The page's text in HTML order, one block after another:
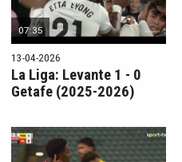
07:35
13-04-2026
La Liga: Levante 1 - 0
Getafe (2025-2026)